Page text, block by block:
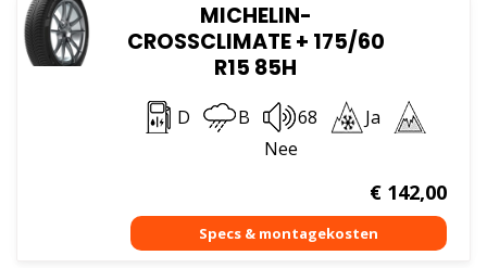
MICHELIN-
CROSSCLIMATE + 175/60
R15 85H
D B 68
Ja
Nee
€142,00